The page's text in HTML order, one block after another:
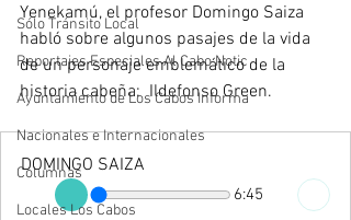
Sólo Tránsito Local
Reportajes Especiales Al Cabo Notic
Ayuntamiento de Los Cabos Informa
Nacionales e Internacionales
Columnas
Locales Los Cabos
Yenekamú, el profesor Domingo Saiza
habló sobre algunos pasajes de la vida
de un personaje emblemático de la
historia cabeña:  Ildefonso Green.
DOMINGO SAIZA
6:45